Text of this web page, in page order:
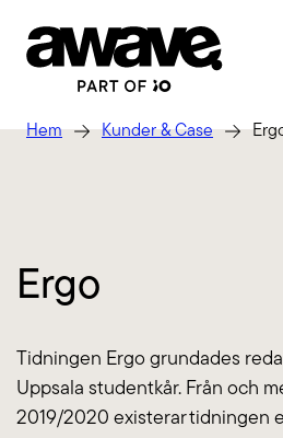
Hem Kunder & Case
Våra tjänster
Kontakt
Ergo
Tidningen Ergo grundades
Uppsala studentkår. Från och
2019/2020 existerar tidningen